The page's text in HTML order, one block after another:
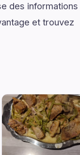
des informations
et trouvez